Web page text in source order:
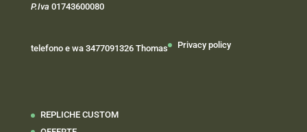
P.Iva 01743600080
telefono e wa 3477091326 Thomas Privacy policy
REPLICHE CUSTOM